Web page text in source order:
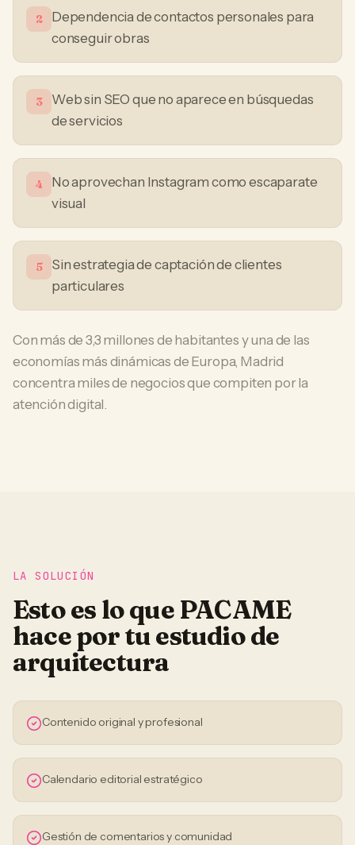
2
Dependencia de contactos personales para
conseguir obras
3
Web sin SEO que no aparece en búsquedas
de servicios
4
No aprovechan Instagram como escaparate
visual
5
Sin estrategia de captación de clientes
particulares
Con más de 3,3 millones de habitantes y una de las
economías más dinámicas de Europa, Madrid
concentra miles de negocios que compiten por la
atención digital.
LA SOLUCIÓN
Esto es lo que PACAME
hace por tuestudio de
arquitectura
Contenido original y profesional
Calendario editorial estratégico
Gestión de comentarios y comunidad